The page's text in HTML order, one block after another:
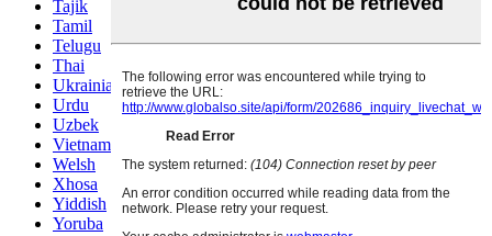
Tajik
Tamil
Telugu
Thai
Ukrainian
Urdu
Uzbek
Vietnamese
Welsh
Xhosa
Yiddish
Yoruba